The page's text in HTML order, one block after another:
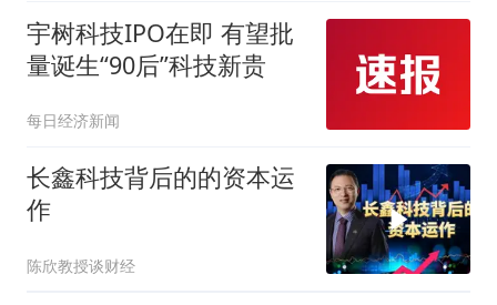
宇树科技IPO在即 有望批
量诞生“90后”科技新贵
每日经济新闻
长鑫科技背后的的资本运
作
陈欣教授谈财经